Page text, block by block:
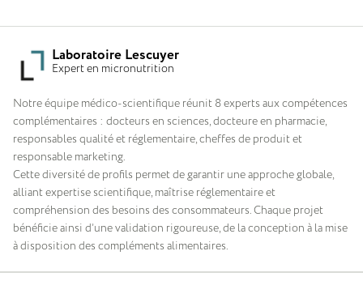
Laboratoire Lescuyer
Expert en micronutrition
Notre équipe médico-scientifique réunit 8 experts aux compétences
complémentaires : docteurs en sciences, docteure en pharmacie,
responsables qualité et réglementaire, cheffes de produit et
responsable marketing.
Cette diversité de profils permet de garantir une approche globale,
alliant expertise scientifique, maîtrise réglementaire et
compréhension des besoins des consommateurs. Chaque projet
bénéficie ainsi d’une validation rigoureuse, de la conception à la mise
à disposition des compléments alimentaires.